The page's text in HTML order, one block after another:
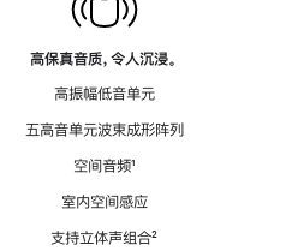
高保真音质，令人沉浸。
高振幅低音单元
五高音单元波束成形阵列
空间音频脚
¹
室内空间感应
支持立体声组合脚
²